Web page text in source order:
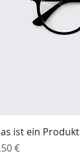
ist ein Produkt
€